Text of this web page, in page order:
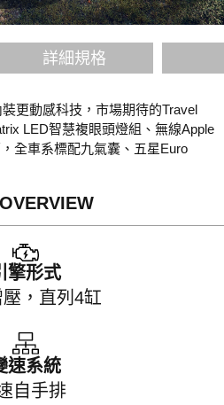
詳細規格
更動感科技，市場期待的Travel
LED智慧複眼頭燈組、無線Apple
全車系標配九氣囊、五星Euro
擎形式
，直列4缸
速系統
自手排